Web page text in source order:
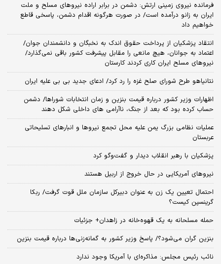
فرمانده نیروی زمینی ارتش: دشمن در برابر اراده نیروهای مسلح و ملت
ایران به زانو درآمده است/ در صورت هرگونه اقدام دشمن، پاسخی قاطع
خواهیم داد
انتقاد پزشکیان از پرداخت حقوق اندک به نخبگان و دانشمندان جوان/
اعتماد به جوانان، هیچ مانعی را مقابل پیشرفت کشور باقی نمی‌گذارد/
نیروهای مسلح ایران کاری کردند کارستان
نتانیاهو طرح شورای صلح غزه را رد کرد/ ادعای جدید بی بی علیه ایران
اظهارات وزیر کشور درباره قیمت بنزین و زمان انتخابات شوراها/ دشمن
حساب کرده بود که بعد از جنگ، ناآرامی‌ های داخلی شکل دهند
عملیات نظامی بزرگ یمن علیه محل تجمع نیروها و انبارهای تسلیحاتی
عربستان
پزشکیان با رهبر انقلاب دیدار و گفت‌وگو کرد
نیروهای آمریکایی در حال خروج از اربیل هستند
احتمال تعیین یک زن به عنوان دبیرکل سازمان ملل قوت گرفت/ ربکا
گرینسپن کیست؟
حمله مسلحانه به یک قهوه‌خانه در زاهدان+ جزئیات
بنزین گران می‌شود؟/ پاسخ وزیر کشور به گمانه‌زنی‌ها درباره قیمت بنزین
نائب رئیس مجلس: مذاکره‌ای با آمریکا وجود ندارد